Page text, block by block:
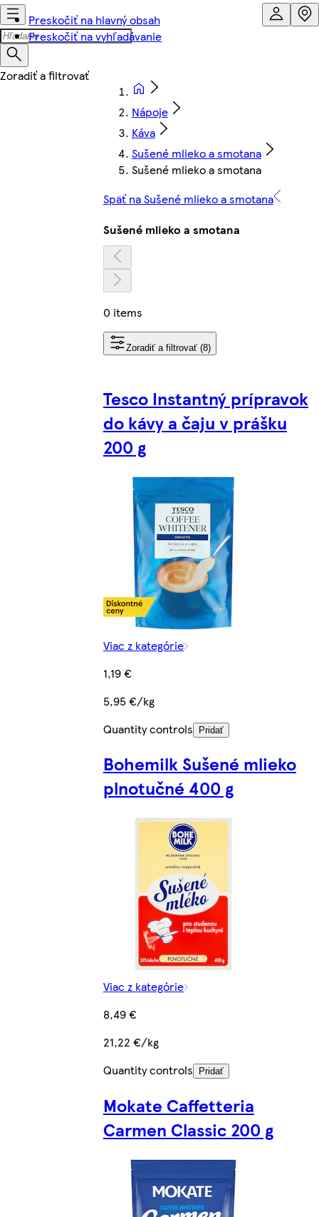
Preskočiť na hlavný obsah
Preskočiť na vyhľadávanie
Nápoje
Káva
Sušené mlieko a smotana
Sušené mlieko a smotana
Späť na Sušené mlieko a smotana
Sušené mlieko a smotana
0 items
Zoradiť a filtrovať (8)
Tesco Instantný prípravok
do kávy a čaju v prášku
200 g
Viac z kategórie
1,19 €
5,95 €/kg
Quantity controls
Pridať
Bohemilk Sušené mlieko
plnotučné 400 g
Viac z kategórie
8,49 €
21,22 €/kg
Quantity controls
Pridať
Mokate Caffetteria
Carmen Classic 200 g